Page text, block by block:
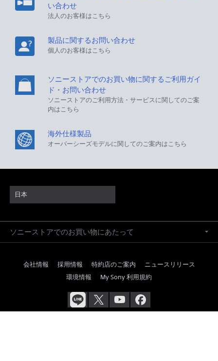
い合わせ
法人のお客様はこちら
製品に関するお問い合わせ
個人のお客様はこちら
ソニーストアでのお買い物に関するご利用ガイ
ド・お問い合わせ
ソニーストアのご利用方法・サービスに関してのご案
内はこちら
海外仕様製品
オーバーシーズモデルに関してのご案内はこちら
日本
ソニーストアでのお買い物にあたって
会社情報 採用情報 特約店のご案内
ニュースリリース
環境情報
My Sony 利用規約